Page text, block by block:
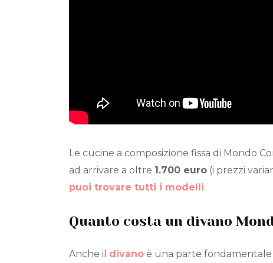
Le cucine a composizione fissa di Mondo
ad arrivare a oltre 1.700 euro(i prezzi
puoi trovare tutti i modelli.
Quanto costa un divano
Anche il divanoè una parte fondamentale